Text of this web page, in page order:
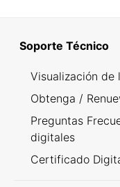
Soporte Técnico
Visualización de
Obtenga /
Preguntas
digitales
Certificado